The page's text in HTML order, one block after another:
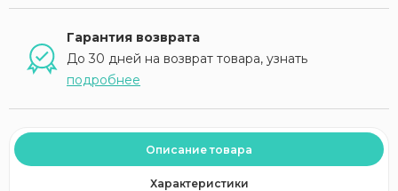
Гарантия возврата
До 30 дней на возврат товара, узнать
подробнее
Описание товара
Характеристики